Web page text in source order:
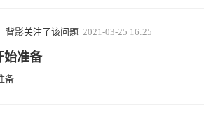
背影关注了该问题 2021-03-25 16:25
始准备
备